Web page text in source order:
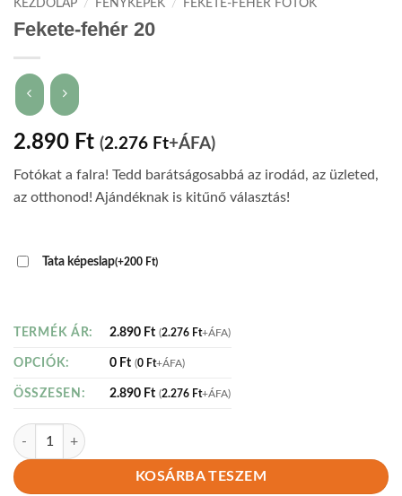
KEZDŐLAP / FÉNYKÉPEK / FEKETE-FEHÉR FOTÓK
Fekete-fehér 20
2.890 Ft (2.276 Ft+ÁFA)
Fotókat a falra! Tedd barátságosabbá az irodád, az üzleted,
az otthonod! Ajándéknak is kitűnő választás!
Tata képeslap(+200 Ft)
TERMÉK ÁR: 2.890 Ft (2.276 Ft+ÁFA)
OPCIÓK: 0 Ft (0 Ft+ÁFA)
ÖSSZESEN: 2.890 Ft (2.276 Ft+ÁFA)
Fekete-fehér 20 mennyiség
KOSÁRBA TESZEM